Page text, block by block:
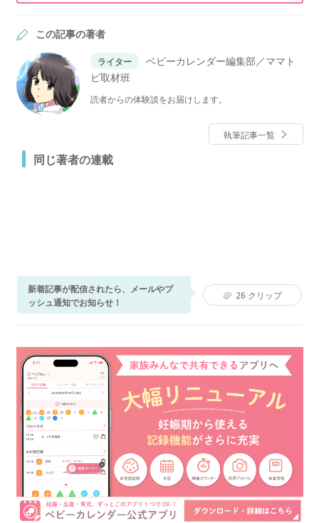
この記事の著者
ライター
ベビーカレンダー編集部／ママト
ピ取材班
読者からの体験談をお届けします。
執筆記事一覧
同じ著者の連載
新着記事が配信されたら、メールやプ
ッシュ通知でお知らせ！
26 クリップ